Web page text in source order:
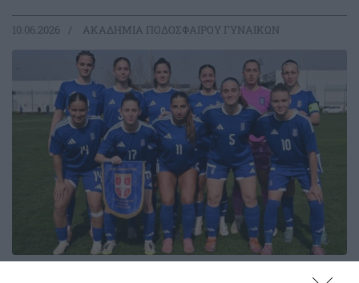
10.06.2026 ΑΚΑΔΗΜΙΑ ΠΟΔΟΣΦΑΙΡΟΥ ΓΥΝΑΙΚΩΝ